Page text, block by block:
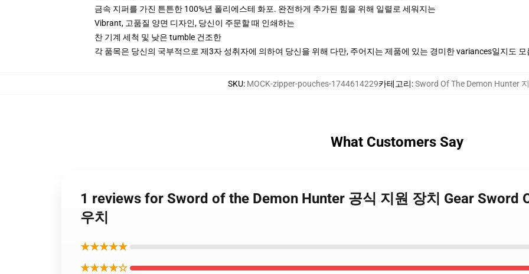
금속 지퍼를 가진 튼튼한 100%년 폴리에스테 화포. 완전하게 추가된 힘을 위해 일렬로 세워지는
Vibrant, 고품질 양면 디자인, 당신이 주문할 때 인쇄하는
찬 기계 세척 및 낮은 tumble 건조한
각 품목은 당신의 국부적으로 제3자 성취자에 의하여 당신을 위해 다만, 주어지는 제품에 있는 경미한 variances일지도
SKU: MOCK-zipper-pouches-1744614229카테고리:Sword Of The Demon Hunter
What Customers Say
1 reviews for Sword of the Demon Hunter 공식 지원 장치 Gear Sword
우치
★★★★★
★★★★☆